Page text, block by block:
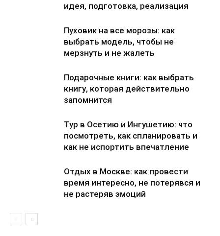
идея, подготовка, реализация
Пуховик на все морозы: как
выбрать модель, чтобы не
мерзнуть и не жалеть
Подарочные книги: как выбрать
книгу, которая действительно
запомнится
Тур в Осетию и Ингушетию: что
посмотреть, как спланировать и
как не испортить впечатление
Отдых в Москве: как провести
время интересно, не потерявся и
не растеряв эмоций